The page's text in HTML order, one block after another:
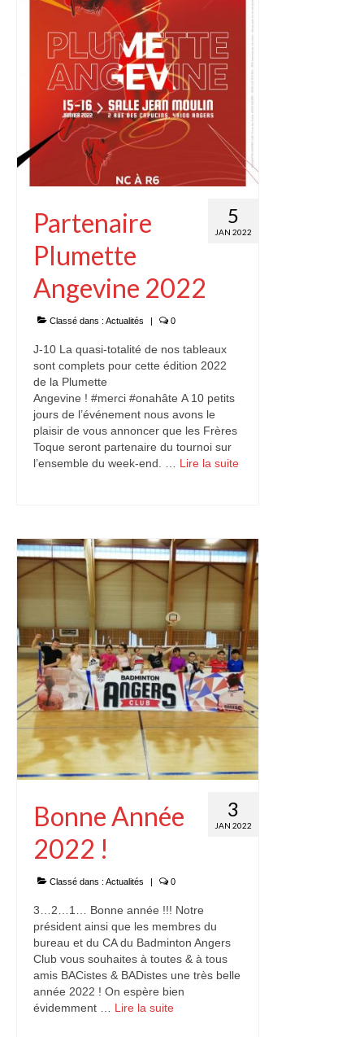
5
JAN 2022
Partenaire
Plumette
Angevine 2022
Classé dans : Actualités | 0
J-10 La quasi-totalité de nos tableaux
sont complets pour cette édition 2022
de la Plumette
Angevine ! #merci #onahâte A 10 petits
jours de l’événement nous avons le
plaisir de vous annoncer que les Frères
Toque seront partenaire du tournoi sur
l’ensemble du week-end. … Lire la suite­­
3
JAN 2022
Bonne Année
2022 !
Classé dans : Actualités 0
3…2…1… Bonne année !!! Notre
président ainsi que les membres du
bureau et du CA du Badminton Angers
Club vous souhaites à toutes & à tous
amis BACistes & BADistes une très belle
année 2022 ! On espère bien
évidemment … Lire la suite­­